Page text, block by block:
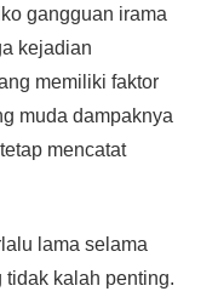
gangguan irama
kejadian
memiliki faktor
muda dampaknya
mencatat
lama selama
kalah penting.